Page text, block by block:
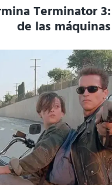
Terminator
de las máquinas